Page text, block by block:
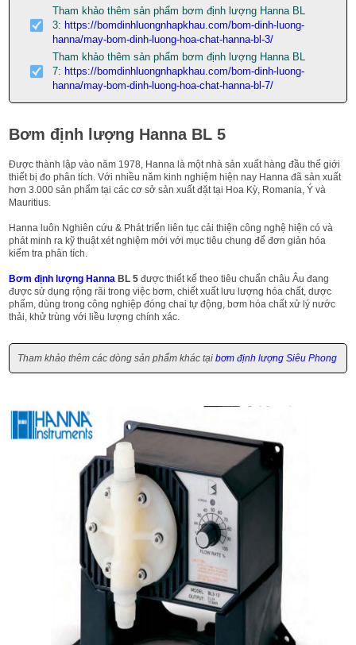
Tham khảo thêm sản phẩm bơm định lượng Hanna BL
3: https://bomdinhluongnhapkhau.com/bom-dinh-luong-
hanna/may-bom-dinh-luong-hoa-chat-hanna-bl-3/
Tham khảo thêm sản phẩm bơm định lượng Hanna BL
7: https://bomdinhluongnhapkhau.com/bom-dinh-luong-
hanna/may-bom-dinh-luong-hoa-chat-hanna-bl-7/
Bơm định lượng Hanna BL 5
Được thành lập vào năm 1978, Hanna là một nhà sản xuất hàng đầu thế giới
thiết bị đo phân tích. Với nhiều năm kinh nghiệm hiện nay Hanna đã sản xuất
hơn 3.000 sản phẩm tại các cơ sở sản xuất đặt tại Hoa Kỳ, Romania, Ý và
Mauritius.
Hanna luôn Nghiên cứu & Phát triển liên tục cải thiện công nghệ hiện có và
phát minh ra kỹ thuật xét nghiệm mới với mục tiêu chung để đơn giản hóa
kiểm tra phân tích.
Bơm định lượng Hanna BL 5 được thiết kế theo tiêu chuẩn châu Âu đang
được sử dụng rộng rãi trong việc bơm, chiết xuất lưu lượng hóa chất, dược
phẩm, dùng trong công nghiệp đóng chai tự động, bơm hóa chất xử lý nước
thải, khử trùng với liều lượng chính xác.
Tham khảo thêm các dòng sản phẩm khác tạibơm định lượng Siêu Phong